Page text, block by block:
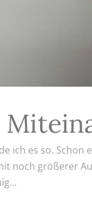
ich es so. Schon
noch größerer